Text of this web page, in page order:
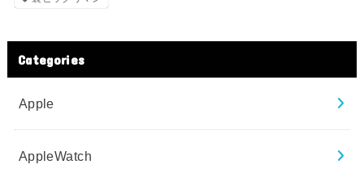
Categories
Apple
AppleWatch